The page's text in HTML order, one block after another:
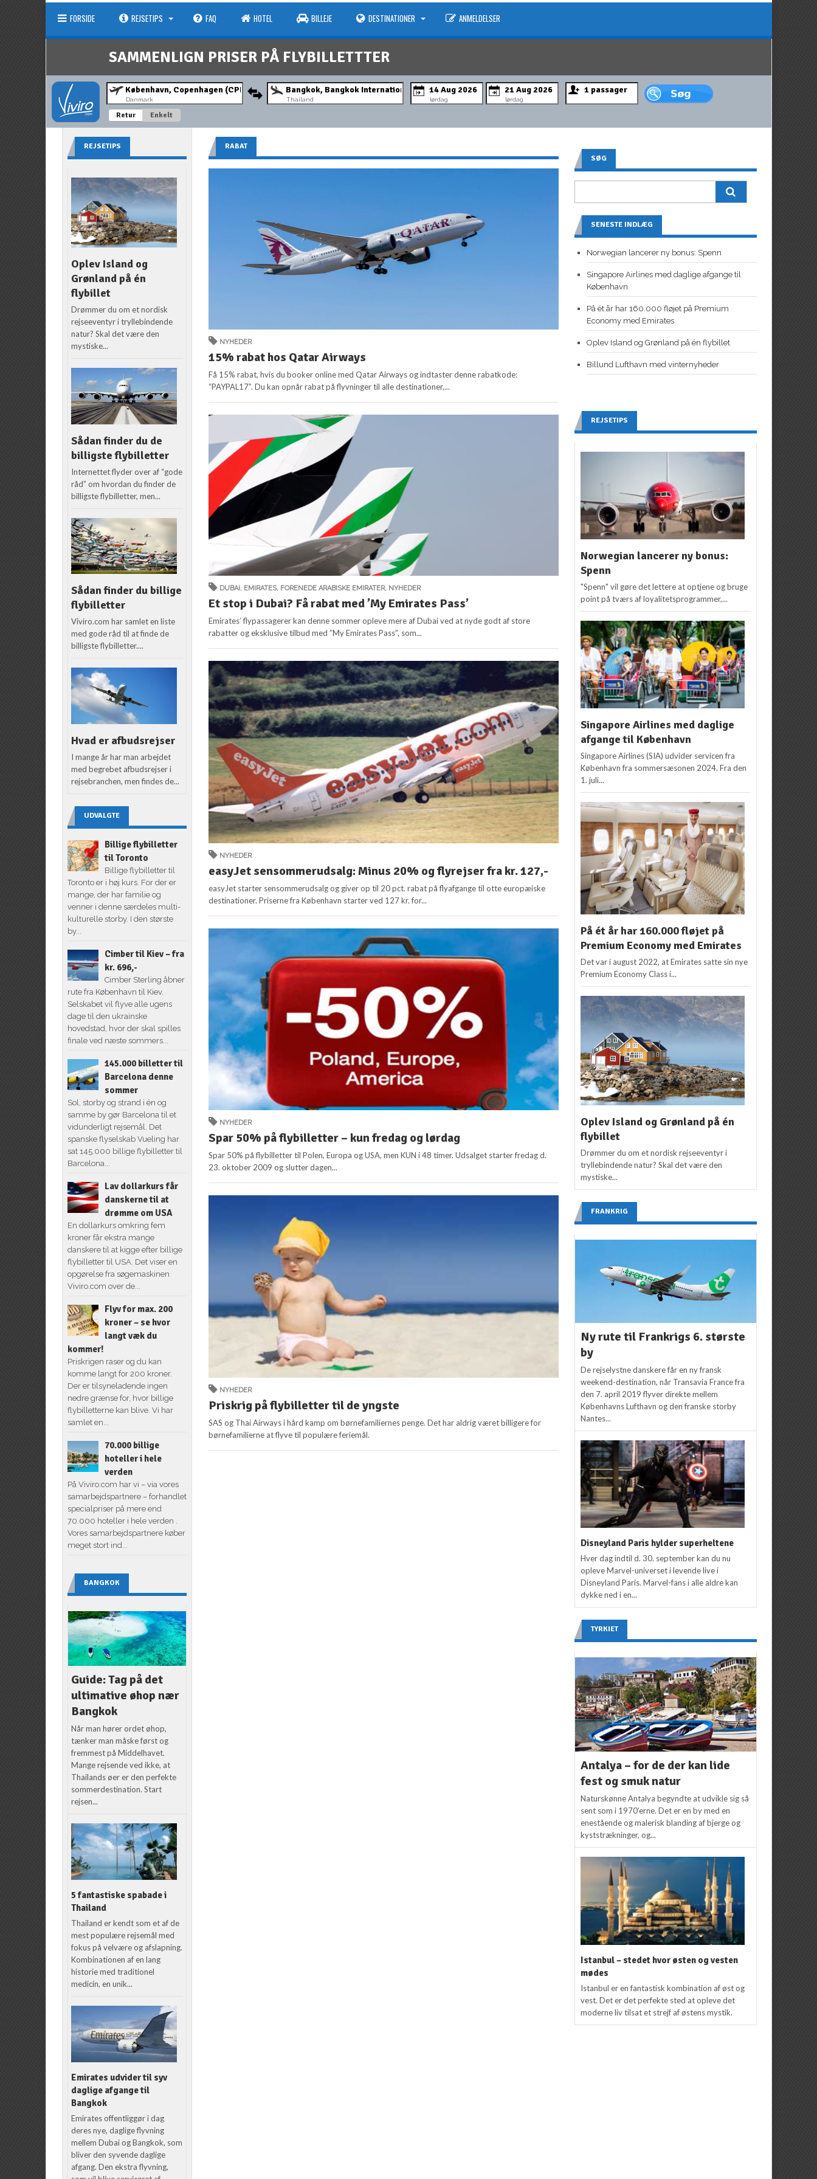
FORSIDE REJSETIPS FAQ HOTEL BILLEJE DESTINATIONER ANMELDELSER
SAMMENLIGN PRISER PÅ FLYBILLETTTER
Danmark Thailand lørdag lørdag
Retur Enkelt
RABAT
NYHEDER
15% rabat hos Qatar Airways
Få 15% rabat, hvis du booker online med Qatar Airways og indtaster denne rabatkode:
“PAYPAL17”. Du kan opnår rabat på flyvninger til alle destinationer,...
DUBAI , EMIRATES, FORENEDE ARABISKE EMIRATER, NYHEDER
Et stop i Dubai? Få rabat med ’My Emirates Pass’
Emirates’ flypassagerer kan denne sommer opleve mere af Dubai ved at nyde godt af store
rabatter og eksklusive tilbud med ”My Emirates Pass”, som...
NYHEDER
easyJet sensommerudsalg: Minus 20% og flyrejser fra kr. 127,-
easyJet starter sensommerudsalg og giver op til 20 pct. rabat på flyafgange til otte europæiske
destinationer. Priserne fra København starter ved 127 kr. for...
NYHEDER
Spar 50% på flybilletter – kun fredag og lørdag
Spar 50% på flybilletter til Polen, Europa og USA, men KUN i 48 timer. Udsalget starter fredag d.
23. oktober 2009 og slutter dagen...
NYHEDER
Priskrig på flybilletter til de yngste
SAS og Thai Airways i hård kamp om børnefamiliernes penge. Det har aldrig været billigere for
børnefamilierne at flyve til populære feriemål.
REJSETIPS
Oplev Island og
Grønland på én
flybillet
Drømmer du om et nordisk
rejseeventyr i tryllebindende
natur? Skal det være den
mystiske...
Sådan finder du de
billigste flybilletter
Internettet flyder over af “gode
råd” om hvordan du finder de
billigste flybilletter, men...
Sådan finder du billige
flybilletter
Viviro.com har samlet en liste
med gode råd til at finde de
billigste flybilletter....
Hvad er afbudsrejser
I mange år har man arbejdet
med begrebet afbudsrejser i
rejsebranchen, men findes de...
UDVALGTE
Billige flybilletter
til Toronto
Billige flybilletter til
Toronto er i høj kurs. For der er
mange, der har familie og
venner i denne særdeles multi-
kulturelle storby. I den største
by...
Cimber til Kiev – fra
kr. 696,-
Cimber Sterling åbner
rute fra København til Kiev.
Selskabet vil flyve alle ugens
dage til den ukrainske
hovedstad, hvor der skal spilles
finale ved næste sommers...
145.000 billetter til
Barcelona denne
sommer
Sol, storby og strand i én og
samme by gør Barcelona til et
vidunderligt rejsemål. Det
spanske flyselskab Vueling har
sat 145.000 billige flybilletter til
Barcelona...
Lav dollarkurs får
danskerne til at
drømme om USA
En dollarkurs omkring fem
kroner får ekstra mange
danskere til at kigge efter billige
flybilletter til USA. Det viser en
opgørelse fra søgemaskinen
Viviro.com over de...
Flyv for max. 200
kroner – se hvor
langt væk du
kommer!
Priskrigen raser og du kan
komme langt for 200 kroner.
Der er tilsyneladende ingen
nedre grænse for, hvor billige
flybilletterne kan blive. Vi har
samlet en...
70.000 billige
hoteller i hele
verden
På Viviro.com har vi – via vores
samarbejdspartnere – forhandlet
specialpriser på mere end
70.000 hoteller i hele verden .
Vores samarbejdspartnere køber
meget stort ind...
BANGKOK
Guide: Tag på det
ultimative øhop nær
Bangkok
Når man hører ordet øhop,
tænker man måske først og
fremmest på Middelhavet.
Mange rejsende ved ikke, at
Thailands øer er den perfekte
sommerdestination. Start
rejsen...
5 fantastiske spabade i
Thailand
Thailand er kendt som et af de
mest populære rejsemål med
fokus på velvære og afslapning.
Kombinationen af en lang
historie med traditionel
medicin, en unik...
Emirates udvider til syv
daglige afgange til
Bangkok
Emirates offentliggør i dag
deres nye, daglige flyvning
mellem Dubai og Bangkok, som
bliver den syvende daglige
afgang. Den ekstra flyvning,
SØG
SENESTE INDLÆG
Norwegian lancerer ny bonus: Spenn
Singapore Airlines med daglige afgange til
København
På ét år har 160.000 fløjet på Premium
Economy med Emirates
Oplev Island og Grønland på én flybillet
Billund Lufthavn med vinternyheder
REJSETIPS
Norwegian lancerer ny bonus:
Spenn
"Spenn" vil gøre det lettere at optjene og bruge
point på tværs af loyalitetsprogrammer,...
Singapore Airlines med daglige
afgange til København
Singapore Airlines (SIA) udvider servicen fra
København fra sommersæsonen 2024. Fra den
1. juli...
På ét år har 160.000 fløjet på
Premium Economy med Emirates
Det var i august 2022, at Emirates satte sin nye
Premium Economy Class i...
Oplev Island og Grønland på én
flybillet
Drømmer du om et nordisk rejseeventyr i
tryllebindende natur? Skal det være den
mystiske...
FRANKRIG
Ny rute til Frankrigs 6. største
by
De rejselystne danskere får en ny fransk
weekend-destination, når Transavia France fra
den 7. april 2019 flyver direkte mellem
Københavns Lufthavn og den franske storby
Nantes...
Disneyland Paris hylder superheltene
Hver dag indtil d. 30. september kan du nu
opleve Marvel-universet i levende live i
Disneyland Paris. Marvel-fans i alle aldre kan
dykke ned i en...
TYRKIET
Antalya – for de der kan lide
fest og smuk natur
Naturskønne Antalya begyndte at udvikle sig så
sent som i 1970’erne. Det er en by med en
enestående og malerisk blanding af bjerge og
kyststrækninger, og...
Istanbul – stedet hvor østen og vesten
mødes
Istanbul er en fantastisk kombination af øst og
vest. Det er det perfekte sted at opleve det
moderne liv tilsat et strejf af østens mystik.